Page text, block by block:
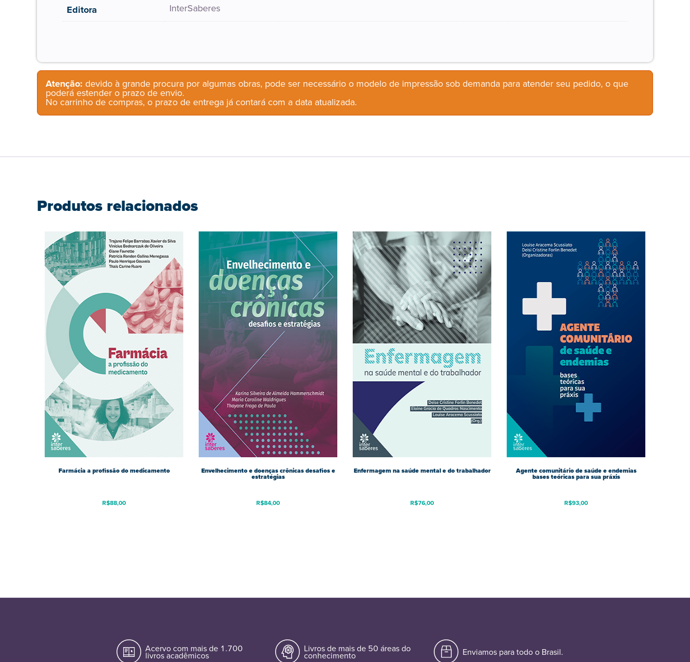
Editora InterSaberes
Atenção: devido à grande procura por algumas obras, pode ser necessário o modelo de impressão sob demanda para atender seu pedido, o que
poderá estender o prazo de envio.
No carrinho de compras, o prazo de entrega já contará com a data atualizada.
Produtos relacionados
Farmácia a profissão do medicamento
R$88,00
Envelhecimento e doenças crônicas desafios e
estratégias
R$84,00
Enfermagem na saúde mental e do trabalhador
R$76,00
Agente comunitário de saúde e endemias
bases teóricas para sua práxis
R$93,00
Acervo com mais de 1.700
livros acadêmicos
Livros de mais de 50 áreas do
conhecimento Enviamos para todo o Brasil.